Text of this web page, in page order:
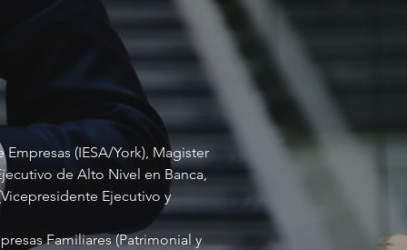
(IESA/York), Magister
de Alto Nivel en Banca,
Ejecutivo y
Familiares (Patrimonial y